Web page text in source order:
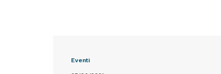
Eventi